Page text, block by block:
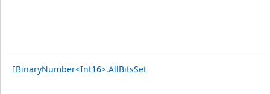
IBinaryNumber<Int16>.AllBitsSet